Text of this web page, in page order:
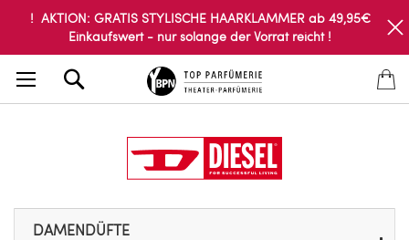
! AKTION: GRATIS STYLISCHE HAARKLAMMER ab 49,95€
Einkaufswert - nur solange der Vorrat reicht !
DAMENDÜFTE